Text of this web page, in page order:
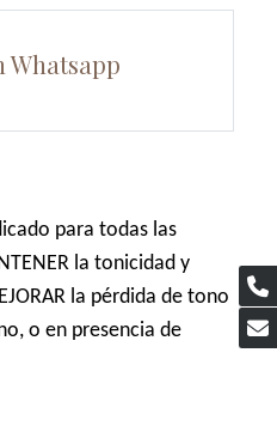
Whatsapp
para todas las
la tonicidad y
la pérdida de tono
o en presencia de